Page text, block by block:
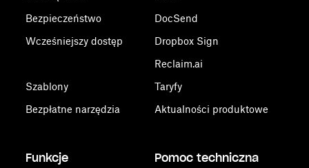
Bezpieczeństwo
Wcześniejszy dostęp
Szablony
Bezpłatne narzędzia
DocSend
Dropbox Sign
Reclaim.ai
Taryfy
Aktualności produktowe
Funkcje Pomoc techniczna